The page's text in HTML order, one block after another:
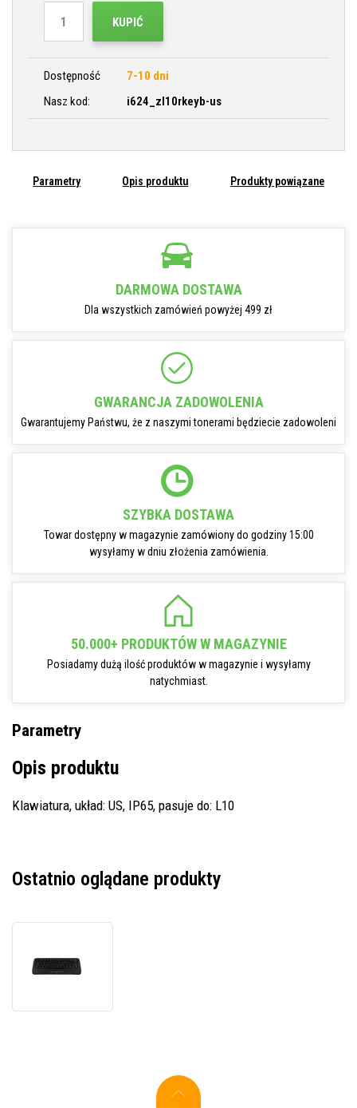
KUPIĆ
Dostępność
7-10 dni
Nasz kod:
i624_zl10rkeyb-us
Parametry Opis produktu Produkty powiązane
DARMOWA DOSTAWA
Dla wszystkich zamówień powyżej 499 zł
GWARANCJA ZADOWOLENIA
Gwarantujemy Państwu, że z naszymi tonerami będziecie zadowoleni
SZYBKA DOSTAWA
Towar dostępny w magazynie zamówiony do godziny 15:00
wysyłamy w dniu złożenia zamówienia.
50.000+ PRODUKTÓW W MAGAZYNIE
Posiadamy dużą ilość produktów w magazynie i wysyłamy
natychmiast.
Parametry
Opis produktu
Klawiatura, układ: US, IP65, pasuje do: L10
Ostatnio oglądane produkty